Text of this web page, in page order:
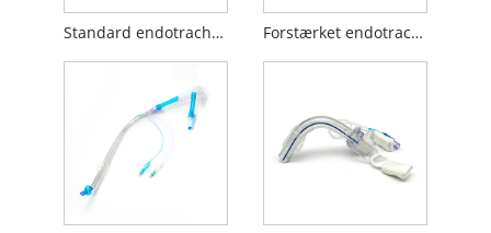
Standard endotracheal tube Forstærket endotracheal slange med sugeport